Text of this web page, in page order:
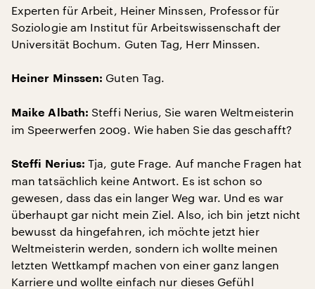
Experten für Arbeit, Heiner Minssen, Professor für
Soziologie am Institut für Arbeitswissenschaft der
Universität Bochum. Guten Tag, Herr Minssen.
Heiner Minssen: Guten Tag.
Maike Albath: Steffi Nerius, Sie waren Weltmeisterin
im Speerwerfen 2009. Wie haben Sie das geschafft?
Steffi Nerius: Tja, gute Frage. Auf manche Fragen hat
man tatsächlich keine Antwort. Es ist schon so
gewesen, dass das ein langer Weg war. Und es war
überhaupt gar nicht mein Ziel. Also, ich bin jetzt nicht
bewusst da hingefahren, ich möchte jetzt hier
Weltmeisterin werden, sondern ich wollte meinen
letzten Wettkampf machen von einer ganz langen
Karriere und wollte einfach nur dieses Gefühl